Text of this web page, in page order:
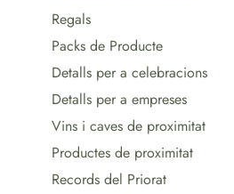
Regals
Packs de Producte
Detalls per a celebracions
Detalls per a empreses
Vins i caves de proximitat
Productes de proximitat
Records del Priorat